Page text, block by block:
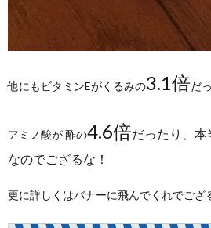
他にもビタミンEがくるみの3.1倍だ
アミノ酸が 酢の4.6倍だったり、
なのでござるな！
更に詳しくはバナーに飛んでくれでござ